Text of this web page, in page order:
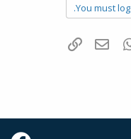
You must
WhatsAppדואר אלקטרוני